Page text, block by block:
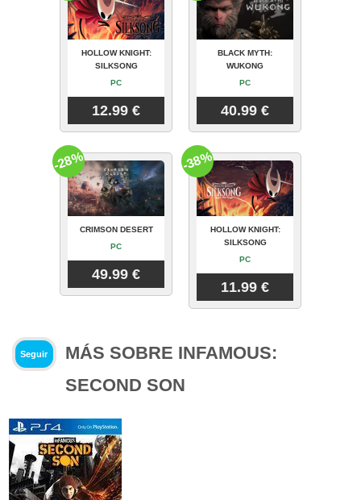
HOLLOW KNIGHT:
SILKSONG
PC
12.99 €
BLACK MYTH:
WUKONG
PC
40.99 €
CRIMSON DESERT
PC
49.99 €
-28%
HOLLOW KNIGHT:
SILKSONG
PC
11.99 €
-38%
Seguir
MÁS SOBRE INFAMOUS:
SECOND SON